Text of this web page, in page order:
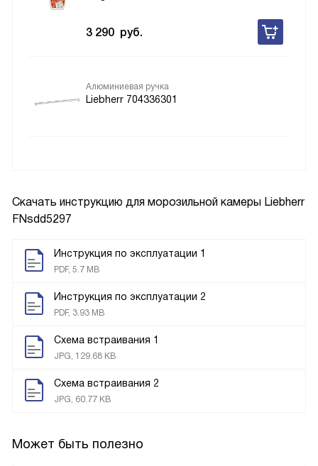
Скачать инструкцию для морозильной камеры Liebherr
FNsdd5297
Инструкция по эксплуатации 1
PDF, 5.7 MB
Инструкция по эксплуатации 2
PDF, 3.93 MB
Схема встраивания 1
JPG, 129.68 KB
Схема встраивания 2
JPG, 60.77 KB
Может быть полезно
3 290 руб.
Алюминиевая ручка
Liebherr 704336301